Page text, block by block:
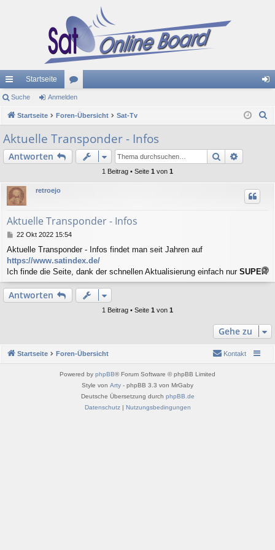
ch
ne
llz
ug
Startseite
or
en m
Suche Anmelden
Startseite Foren-Übersicht Sat-Tv
Aktuelle Transponder - Infos
Antworten Suche
1 Beitrag • Seite 1 von 1
retroejo
Aktuelle Transponder - Infos
B
i
t
r
g
22 Okt 2022 15:54
Aktuelle Transponder - Infos findet man seit Jahren auf
https://www.satindex.de/
Ich finde die Seite, dank der schnellen Aktualisierung einfach nur SUPER
a
n
Antworten
1 Beitrag • Seite 1 von 1
Gehe zu
Startseite Foren-Übersicht Kontakt
Powered by phpBB® Forum Software © phpBB Limited
Style von Arty - phpBB 3.3 von MrGaby
Deutsche Übersetzung durch phpBB.de
Datenschutz| Nutzungsbedingungen